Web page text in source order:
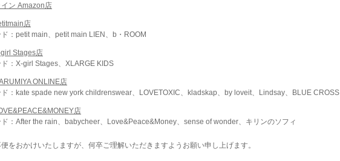
ン Amazon店
店
：petit main、petit main LIEN、b・ROOM
Stages店
：X-girl Stages、XLARGE KIDS
ONLINE店
：kate spade new york childrenswear、LOVETOXIC、kladskap、by loveit、Lindsay、BLUE CROSS
店
：After the rain、babycheer、Love&Peace&Money、sense of wonder、キリンのソフィ
をおかけいたしますが、何卒ご理解いただきますようお願い申し上げます。